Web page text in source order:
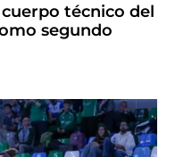
técnico del
segundo